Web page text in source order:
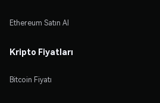
Ethereum Satın Al
Kripto Fiyatları
Bitcoin Fiyatı